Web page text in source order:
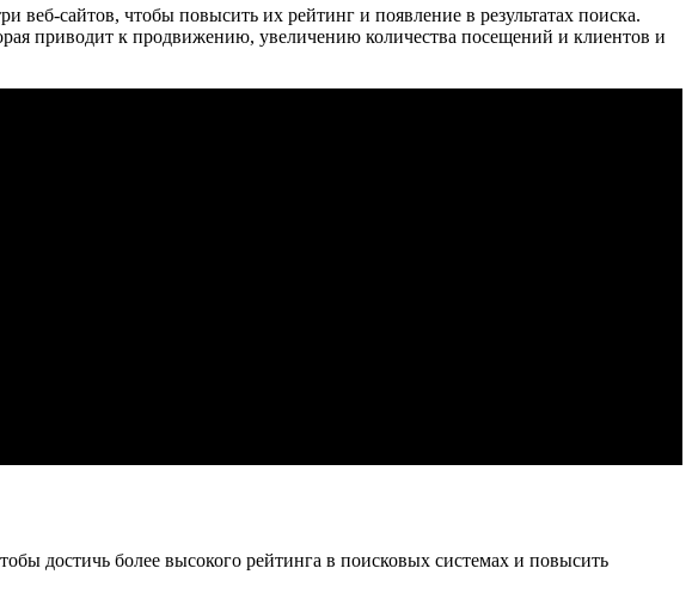
сайтов, чтобы повысить их рейтинг и появление в результатах поиска.
приводит к продвижению, увеличению количества посещений и клиентов и
достичь более высокого рейтинга в поисковых системах и повысить